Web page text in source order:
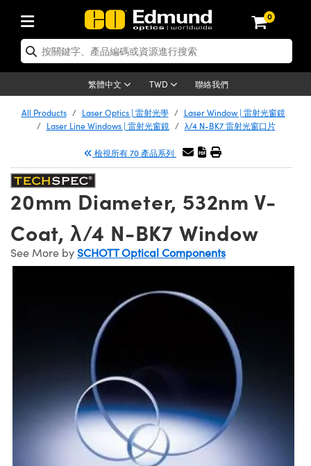
0
繁體中文 TWD 聯絡我們
| 光學產品
| 反射鏡
| 光學濾光片
Optics | 偏振光學元件
| 分光鏡
Components | SCHOTT 光學
| 紅外線光學產品
Optics | 雷射光學
| 雷射透鏡
| 雷射濾光片
| 超快光學
器
Assemblies | 雷射光學元件組装
| 雷射顯微鏡
Isolators | 晶體和隔離器
| 雷射偏光片
| 光機組件
System | 光學籠式系統
| 臺式系統
and Breadboards | 光學平臺和
| 電動平臺
| 顯微鏡
| Mitutoyo 物鏡
| Nikon 物鏡
| ZEISS 物鏡
Microscopes
Objectives
Objectives | 有限共軛物鏡
Lighting |顯微鏡照明
體視顯微鏡系統
| 雷射
and Electronics | 雷射量
| 雷射用光機模組
| 實驗室和生產線
Lenses | 成像鏡頭
Lenses | 定焦鏡頭
| 遠心鏡頭
Magnification Lenses
| 影視製作和高級攝影
Accessories | 成像鏡頭配件
| 相機
Cameras | Gigabit乙太網相
Cameras | Teledyne Dalsa 相
Microscopy Cameras
Cameras | Allied Vision 相機
Cameras | IDS 相機
Labs Cameras™ | Lucid Vision
| Pixelink 相機
and Illumination | 照明
Lighting | 機器視覺光源
|顯微鏡照明
| 雷射光源
| 其他光源
Accessories | 光源配件
Targets | 測試板
Targets | 解析度測試板
Targets | 畸變測試版
Level Test Targets | 色卡測試板
and Detection | 測試與監測
| 光學度量
Solutions | 機器視覺方案
and Electronics | 雷射量
測器
大器
| 光度計
Roughness Standards | 表面
Components | 主動光學元件
and Detection
and Production | 實驗室和生產
| 清潔用品
Handling Tools | 零件夾持用品
| 光學膠
| 暗室器材
Accessories | UV固化設備
用選購
| 光譜儀
Imaging
Imaging
Tomography
By Brand
Products | 新品專區
Lenses
| 清倉品
| 清倉光學產品
| 清倉顯微鏡
Lenses | 清倉成像鏡頭
| 清倉相機
and Detection
and Production | 清倉實驗室
Products | 重新認證產品
| 重新認證光學產品
| 重新認證光機組
| 重新認證雷射
| 重新認證顯微鏡
Lenses | 重新認證成像鏡
| 重新認證照明
and Production | 重新認證實
All Products Laser Optics | 雷射光學
Laser Window | 雷射光窗鏡
Laser Line Windows | 雷射光窗鏡
λ/4 N-BK7 雷射光窗口片
檢視所有 70 產品系列
20mm Diameter, 532nm V-
Coat, λ/4 N-BK7 Window
See More by SCHOTT Optical Components